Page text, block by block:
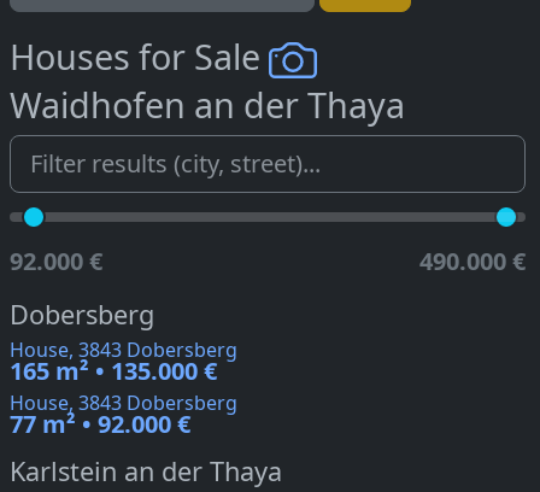
Houses for Sale
Waidhofen an der Thaya
92.000 € 490.000 €
Dobersberg
House, 3843 Dobersberg
165 m² • 135.000 €
House, 3843 Dobersberg
77 m² • 92.000 €
Karlstein an der Thaya